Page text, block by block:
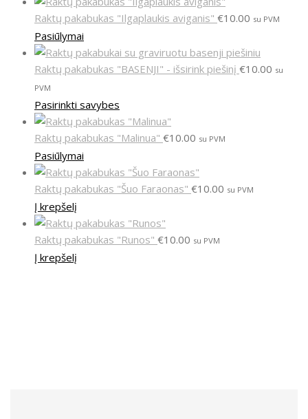
Raktų pakabukas "Ilgaplaukis aviganis" €10.00 su PVM
Pasiūlymai
Raktų pakabukas "BASENJI" - išsirink piešinį €10.00 su
PVM
Pasirinkti savybes
Raktų pakabukas "Malinua" €10.00 su PVM
Pasiūlymai
Raktų pakabukas "Šuo Faraonas" €10.00 su PVM
Į krepšelį
Raktų pakabukas "Runos" €10.00 su PVM
Į krepšelį